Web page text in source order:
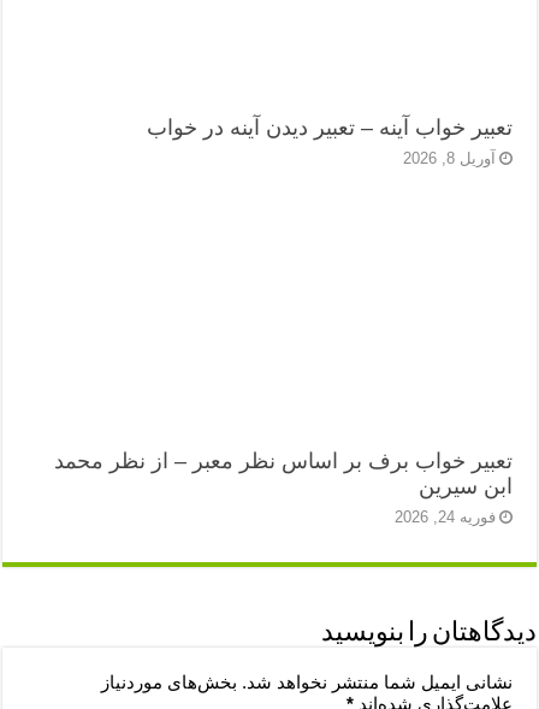
تعبیر خواب آینه – تعبیر دیدن آینه در خواب
آوریل 8, 2026
تعبیر خواب برف بر اساس نظر معبر – از نظر محمد
ابن سیرین
فوریه 24, 2026
دیدگاهتان را بنویسید
نشانی ایمیل شما منتشر نخواهد شد. بخش‌های موردنیاز
علامت‌گذاری شده‌اند*